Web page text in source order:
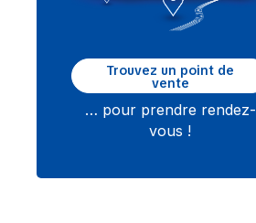
Trouvez un point de
vente
… pour prendre rendez-
vous !